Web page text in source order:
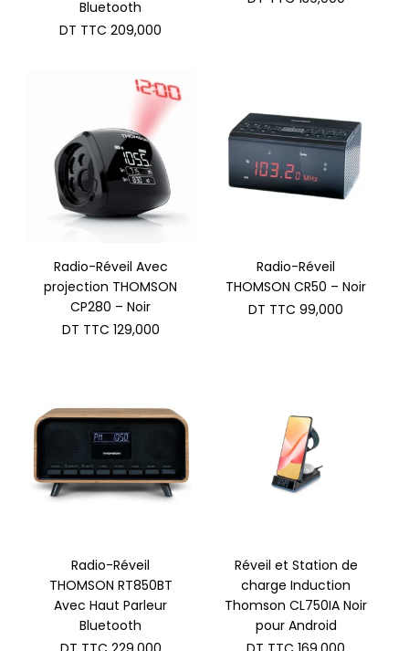
Bluetooth
DT TTC 209,000
Radio-Réveil Avec
projection THOMSON
CP280 – Noir
DT TTC 129,000
Radio-Réveil
THOMSON CR50 – Noir
DT TTC 99,000
Radio-Réveil
THOMSON RT850BT
Avec Haut Parleur
Bluetooth
Réveil et Station de
charge Induction
Thomson CL750IA Noir
pour Android